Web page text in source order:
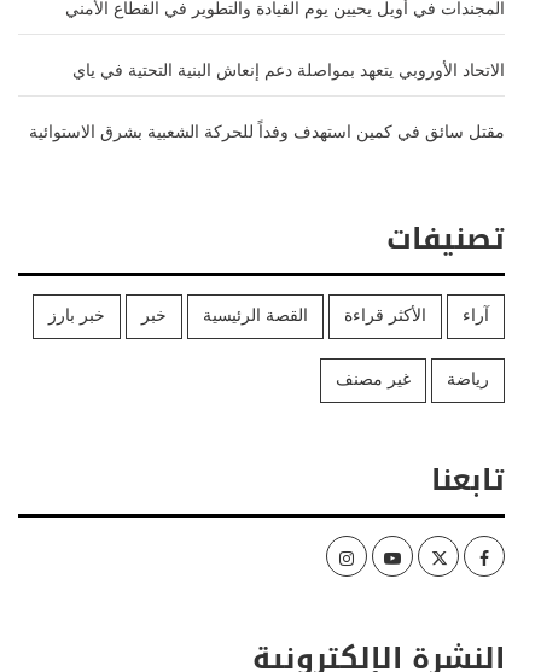
المجندات في أويل يحيين يوم القيادة والتطوير في القطاع الأمني
الاتحاد الأوروبي يتعهد بمواصلة دعم إنعاش البنية التحتية في ياي
مقتل سائق في كمين استهدف وفداً للحركة الشعبية بشرق الاستوائية
تصنيفات
آراء الأكثر قراءة القصة الرئيسية خبر خبر بارز
رياضة غير مصنف
تابعنا
Facebook
Twitter
Youtube
Instagram
النشرة الإلكترونية